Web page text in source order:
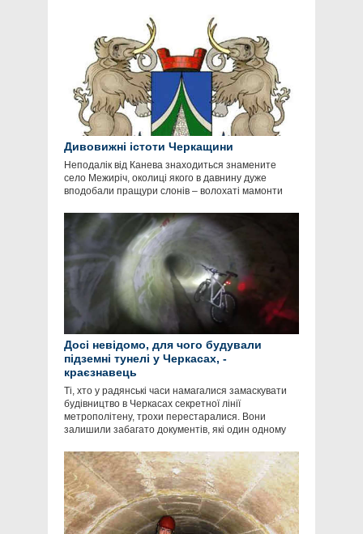
Дивовижні істоти Черкащини
Неподалік від Канева знаходиться знамените
село Межиріч, околиці якого в давнину дуже
вподобали пращури слонів – волохаті мамонти
Досі невідомо, для чого будували
підземні тунелі у Черкасах, -
краєзнавець
Ті, хто у радянські часи намагалися замаскувати
будівництво в Черкасах секретної лінії
метрополітену, трохи перестаралися. Вони
залишили забагато документів, які один одному